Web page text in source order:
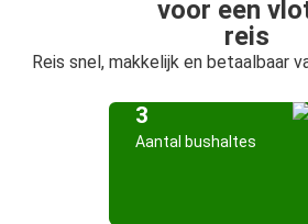
voor een
reis
Reis snel, makkelijk en betaalbaar
3
Aantal bushaltes